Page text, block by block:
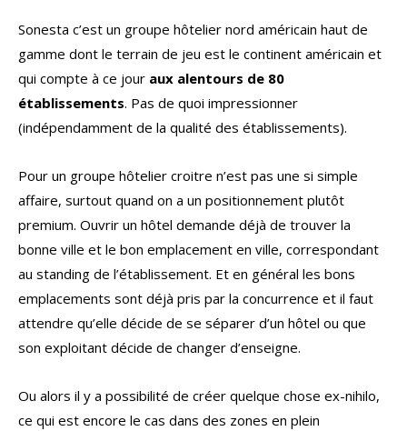
Sonesta c’est un groupe hôtelier nord américain haut de
gamme dont le terrain de jeu est le continent américain et
qui compte à ce jour aux alentours de 80
établissements. Pas de quoi impressionner
(indépendamment de la qualité des établissements).
Pour un groupe hôtelier croitre n’est pas une si simple
affaire, surtout quand on a un positionnement plutôt
premium. Ouvrir un hôtel demande déjà de trouver la
bonne ville et le bon emplacement en ville, correspondant
au standing de l’établissement. Et en général les bons
emplacements sont déjà pris par la concurrence et il faut
attendre qu’elle décide de se séparer d’un hôtel ou que
son exploitant décide de changer d’enseigne.
Ou alors il y a possibilité de créer quelque chose ex-nihilo,
ce qui est encore le cas dans des zones en plein